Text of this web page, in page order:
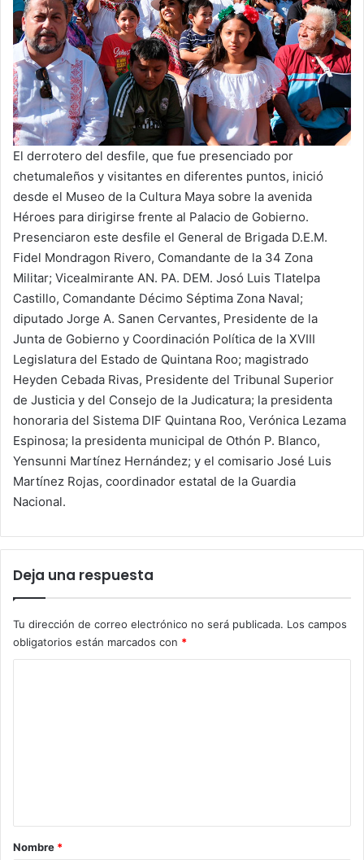
El derrotero del desfile, que fue presenciado por
chetumaleños y visitantes en diferentes puntos, inició
desde el Museo de la Cultura Maya sobre la avenida
Héroes para dirigirse frente al Palacio de Gobierno.
Presenciaron este desfile el General de Brigada D.E.M.
Fidel Mondragon Rivero, Comandante de la 34 Zona
Militar; Vicealmirante AN. PA. DEM. Josó Luis Tlatelpa
Castillo, Comandante Décimo Séptima Zona Naval;
diputado Jorge A. Sanen Cervantes, Presidente de la
Junta de Gobierno y Coordinación Política de la XVIII
Legislatura del Estado de Quintana Roo; magistrado
Heyden Cebada Rivas, Presidente del Tribunal Superior
de Justicia y del Consejo de la Judicatura; la presidenta
honoraria del Sistema DIF Quintana Roo, Verónica Lezama
Espinosa; la presidenta municipal de Othón P. Blanco,
Yensunni Martínez Hernández; y el comisario José Luis
Martínez Rojas, coordinador estatal de la Guardia
Nacional.
Deja una respuesta
Tu dirección de correo electrónico no será publicada. Los campos
obligatorios están marcados con *
rNombre *